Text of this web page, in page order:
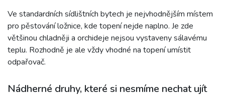
Ve standardních sídlištních bytech je nejvhodnějším místem
pro pěstování ložnice, kde topení nejde naplno. Je zde
většinou chladněji a orchideje nejsou vystaveny sálavému
teplu. Rozhodně je ale vždy vhodné na topení umístit
odpařovač.
Nádherné druhy, které si nesmíme nechat ujít